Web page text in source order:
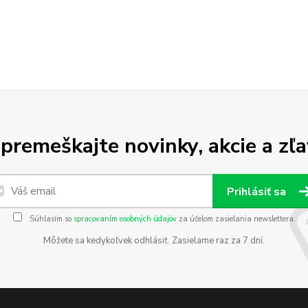
novinky, akcie a
Prihlásiť sa
Súhlasím so spracovaním osobných údajovza účelom zasielania newslettera.
Môžete sa kedykoľvek odhlásiť. Zasielame raz za 7 dní.